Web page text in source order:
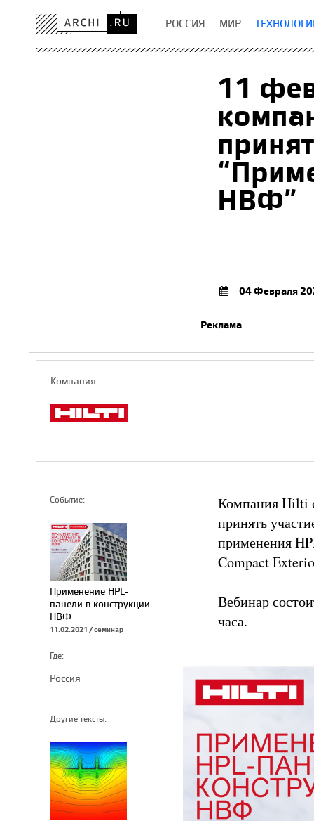
РОССИЯ МИР
11
НВФ”
04 Февраля
Реклама
Компaния:
Событие:
Применение HPL-
панели в конструкции
НВФ
11.02.2021 / семинар
Где:
Россия
Другие тексты:
Компания Hilti
принять
применения
Compact
Вебинар
часа.